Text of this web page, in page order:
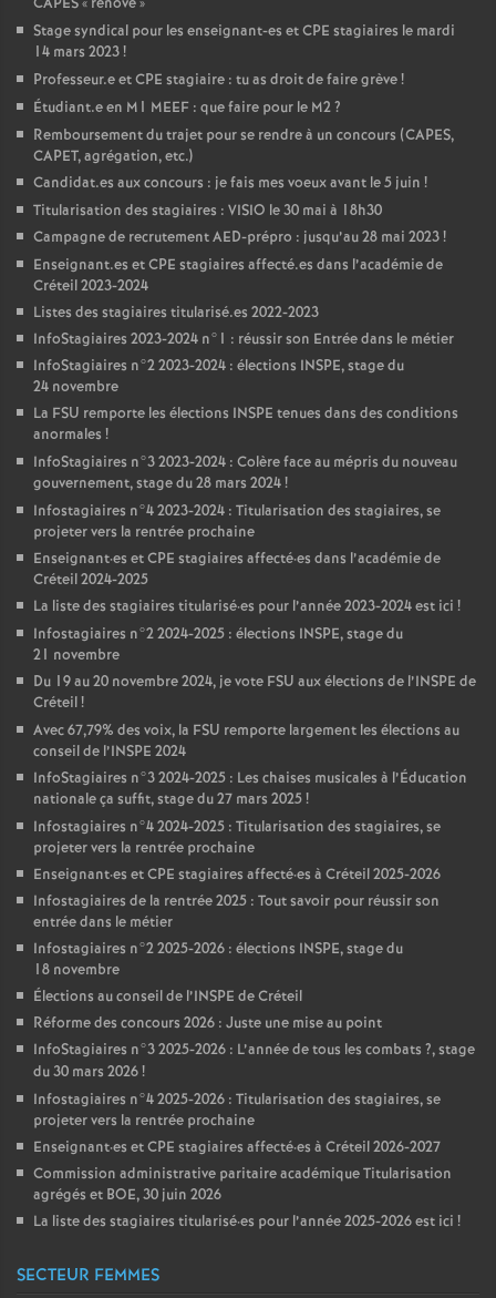
Stage syndical pour les enseignant-es etCPE stagiaires le mardi
14 mars 2023!
Professeur.e etCPE stagiaire : tu as droit de faire grève!
Étudiant.e en M1 MEEF : que faire pour le M2?
Remboursement du trajet pour se rendre à un concours (CAPES,
CAPET, agrégation, etc.)
Candidat.es aux concours : je fais mes voeux avant le 5 juin !
Titularisation des stagiaires : VISIO le 30 mai à 18h30
Campagne de recrutementAED-prépro : jusqu’au 28 mai 2023!
Enseignant.es etCPE stagiaires affecté.es dans l’académie de
Créteil 2023-2024
Listes des stagiaires titularisé.es 2022-2023
InfoStagiaires 2023-2024 n°1 : réussir son Entrée dans le métier
InfoStagiaires n°2 2023-2024 : élections INSPE, stage du
24 novembre
La FSU remporte les élections INSPE tenues dans des conditions
anormales !
InfoStagiaires n°3 2023-2024 : Colère face au mépris du nouveau
gouvernement, stage du 28 mars 2024!
Infostagiaires n°4 2023-2024 : Titularisation des stagiaires, se
projeter vers la rentrée prochaine
Enseignant·es etCPE stagiaires affecté·es dans l’académie de
Créteil 2024-2025
La liste des stagiaires titularisé·es pour l’année 2023-2024 est ici !
Infostagiaires n°2 2024-2025 : élections INSPE, stage du
21 novembre
Du 19 au 20 novembre 2024, je vote FSU aux élections de l’INSPE de
Créteil!
Avec 67,79% des voix, la FSU remporte largement les élections au
conseil de l’INSPE 2024
InfoStagiaires n°3 2024-2025 : Les chaises musicales à l’Éducation
nationale ça suffit, stage du 27 mars 2025!
Infostagiaires n°4 2024-2025 : Titularisation des stagiaires, se
projeter vers la rentrée prochaine
Enseignant·es etCPE stagiaires affecté·es à Créteil 2025-2026
Infostagiaires de la rentrée 2025 : Tout savoir pour réussir son
entrée dans le métier
Infostagiaires n°2 2025-2026 : élections INSPE, stage du
18 novembre
Élections au conseil de l’INSPE de Créteil
Réforme des concours 2026 : Juste une mise au point
InfoStagiaires n°3 2025-2026 : L’année de tous les combats ?, stage
du 30 mars 2026!
Infostagiaires n°4 2025-2026 : Titularisation des stagiaires, se
projeter vers la rentrée prochaine
Enseignant·es etCPE stagiaires affecté·es à Créteil 2026-2027
Commission administrative paritaire académique Titularisation
agrégés et BOE, 30 juin 2026
La liste des stagiaires titularisé·es pour l’année 2025-2026 est ici !
SECTEUR FEMMES